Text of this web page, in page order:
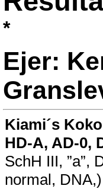
*
Ejer:
Kiami´s
HD-A, AD-0,
SchH III, ”a”,
normal, DNA,)